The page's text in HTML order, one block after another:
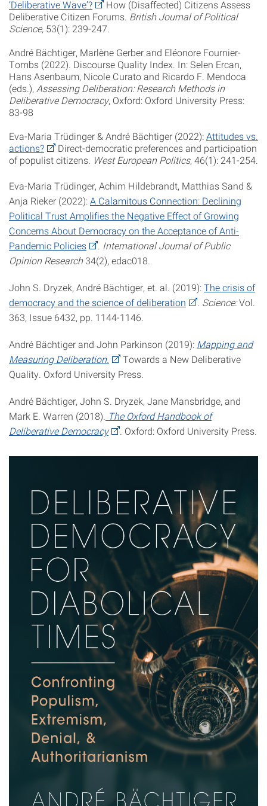
‘Deliberative Wave’?
How (Disaffected) Citizens Assess
Deliberative Citizen Forums. British Journal of Political
Science, 53(1): 239-247.
André Bächtiger, Marlène Gerber and Eléonore Fournier-
Tombs (2022). Discourse Quality Index. In: Selen Ercan,
Hans Asenbaum, Nicole Curato and Ricardo F. Mendoca
(eds.), Assessing Deliberation: Research Methods in
Deliberative Democracy, Oxford: Oxford University Press:
83-98
Eva-Maria Trüdinger & André Bächtiger (2022):Attitudes vs.
actions?
Direct-democratic preferences and participation
of populist citizens. West European Politics, 46(1): 241-254
Eva-Maria Trüdinger, Achim Hildebrandt, Matthias Sand &
Anja Rieker (2022):A Calamitous Connection: Declining
Political Trust Amplifies the Negative Effect of Growing
Concerns About Democracy on the Acceptance of Anti-
Pandemic Policies
International Journal of Public
Opinion Research 34(2), edac018.
John S. Dryzek, André Bächtiger, et. al. (2019):The crisis of
democracy and the science of deliberation
Science:Vol.
363, Issue 6432, pp. 1144-1146.
André Bächtiger and John Parkinson (2019): Mapping and
Measuring Deliberation.
Towards a New Deliberative
Quality. Oxford University Press.
André Bächtiger, John S. Dryzek, Jane Mansbridge, and
Mark E. Warren (2018). The Oxford Handbook of
Deliberative Democracy
. Oxford: Oxford University Press.